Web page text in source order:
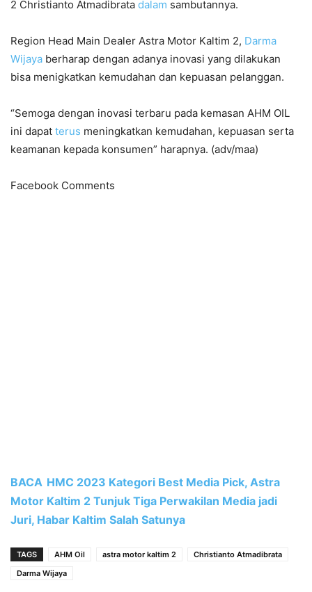
2 Christianto Atmadibrata dalam sambutannya.
Region Head Main Dealer Astra Motor Kaltim 2, Darma
Wijaya berharap dengan adanya inovasi yang dilakukan
bisa menigkatkan kemudahan dan kepuasan pelanggan.
“Semoga dengan inovasi terbaru pada kemasan AHM OIL
ini dapat terus meningkatkan kemudahan, kepuasan serta
keamanan kepada konsumen” harapnya. (adv/maa)
Facebook Comments
BACA HMC 2023 Kategori Best Media Pick, Astra
Motor Kaltim 2 Tunjuk Tiga Perwakilan Media jadi
Juri, Habar Kaltim Salah Satunya
TAGS AHM Oil astra motor kaltim 2
Christianto Atmadibrata
Darma Wijaya